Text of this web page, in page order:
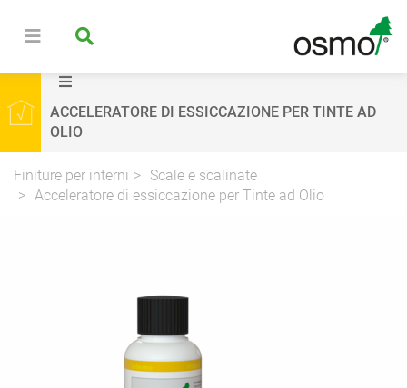
ACCELERATORE DI ESSICCAZIONE PER TINTE AD
OLIO
Finiture per interni
Scale e scalinate
Acceleratore di essiccazione per Tinte ad Olio